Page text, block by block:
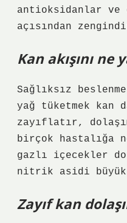
antioksidanlar ve
açısından
Kan akışını ne
Sağlıksız
yağ tüketmek kan
zayıflatır,
birçok hastalığa
gazlı içecekler
nitrik asidi
Zayıf kan